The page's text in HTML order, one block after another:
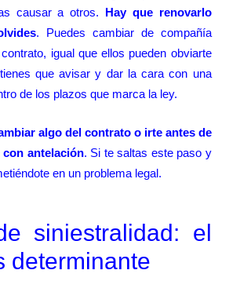
causar a otros. Hay que renovarlo
. Puedes cambiar de compañía
igual que ellos pueden obviarte
que avisar y dar la cara con una
de los plazos que marca la ley.
algo del contrato o irte antes de
antelación. Si te saltas este paso y
en un problema legal.
siniestralidad: el
determinante